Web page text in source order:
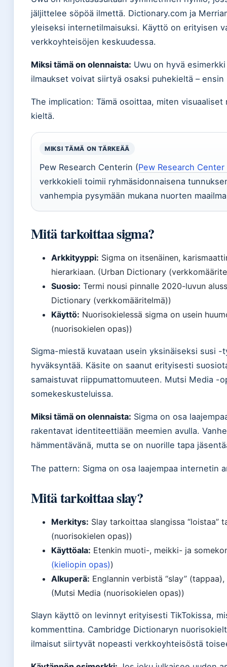
jäljittelee söpöä ilmettä. Dictionary.com ja
yleiseksi internetilmaisuksi. Käyttö on erityisen
verkkoyhteisöjen keskuudessa.
Miksi tämä on olennaista: Uwu on hyvä
ilmaukset voivat siirtyä osaksi puhekieltä –
The implication: Tämä osoittaa, miten
kieltä.
MIKSI TÄMÄ ON TÄRKEÄÄ
Pew Research Centerin (Pew Research
verkkokieli toimii ryhmäsidonnaisena
vanhempia pysymään mukana nuorten
Mitä tarkoittaa sigma?
Arkkityyppi: Sigma on itsenäinen,
hierarkiaan. (Urban Dictionary
Suosio: Termi nousi pinnalle 2020-luvun
Dictionary (verkkomääritelmä))
Käyttö: Nuorisokielessä sigma on usein
(nuorisokielen opas))
Sigma-miestä kuvataan usein yksinäiseksi susi
hyväksyntää. Käsite on saanut erityisesti
samaistuvat riippumattomuuteen. Mutsi Media -
somekeskusteluissa.
Miksi tämä on olennaista: Sigma on osa
rakentavat identiteettiään meemien avulla.
hämmentävänä, mutta se on nuorille tapa
The pattern: Sigma on osa laajempaa internetin
Mitä tarkoittaa slay?
Merkitys: Slay tarkoittaa slangissa “loistaa”
(nuorisokielen opas))
Käyttöala: Etenkin muoti-, meikki- ja
(kieliopin opas))
Alkuperä: Englannin verbistä “slay”
(Mutsi Media (nuorisokielen opas))
Slayn käyttö on levinnyt erityisesti TikTokissa,
kommenttina. Cambridge Dictionaryn
ilmaisut siirtyvät nopeasti verkkoyhteisöstä